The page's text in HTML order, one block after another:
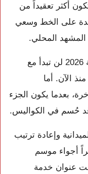
أكثر تعقيداً من
على الخط وسعي
المحلي.
ما يحدث اليوم في سلا يؤكد أن معركة 2026 لن تبدأ مع
الآن. أما
بعدما يكون الجزء
قد حُسم في الكواليس.
وإعادة ترتيب
أجواء موسم
عنوان خدمة